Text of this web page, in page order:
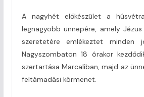
A nagyhét előkészület a
legnagyobb ünnepére, amely
szeretetére emlékeztet minden
Nagyszombaton 18 órakor
szertartása Marcaliban, majd az
feltámadási körmenet.